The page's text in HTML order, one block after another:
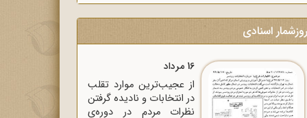
اسنادی
16 مرداد
از عجیب‌ترین موارد تقلب
در انتخابات و نادیده گرفتن
نظرات مردم در دوره‌ی